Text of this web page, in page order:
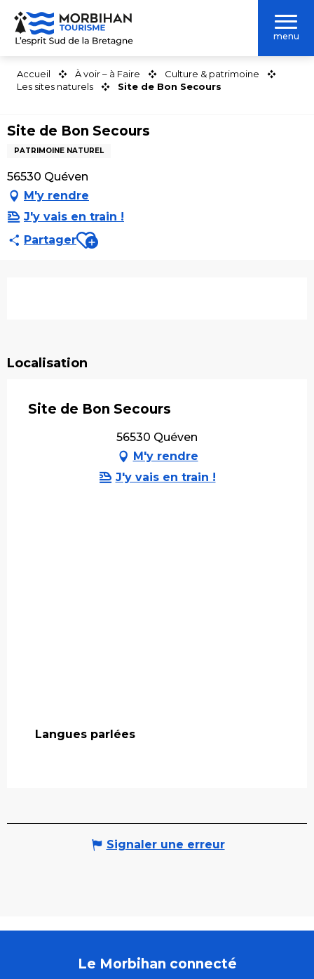
Aller
contenu
menu
Accueil À voir – à Faire
Culture & patrimoine
Les sites naturels
Site de Bon Secours
Site de Bon Secours
PATRIMOINE NATUREL
56530 Quéven
M'y rendre
J'y vais en train !
PartagerAjouter aux favoris
Localisation
Site de Bon Secours
56530 Quéven
M'y rendre
J'y vais en train !
Langues parlées
Langues parlées
Signaler une erreur
Le Morbihan connecté